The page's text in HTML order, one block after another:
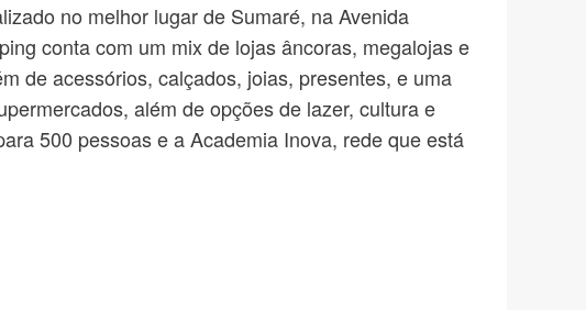
no melhor lugar de Sumaré, na Avenida
conta com um mix de lojas âncoras, megalojas e
de acessórios, calçados, joias, presentes, e uma
além de opções de lazer, cultura e
500 pessoas e a Academia Inova, rede que está